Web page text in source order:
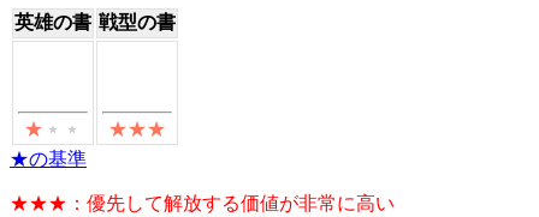
英雄の書 戦型の書
★の基準
★★★：優先して解放する価値が非常に高い